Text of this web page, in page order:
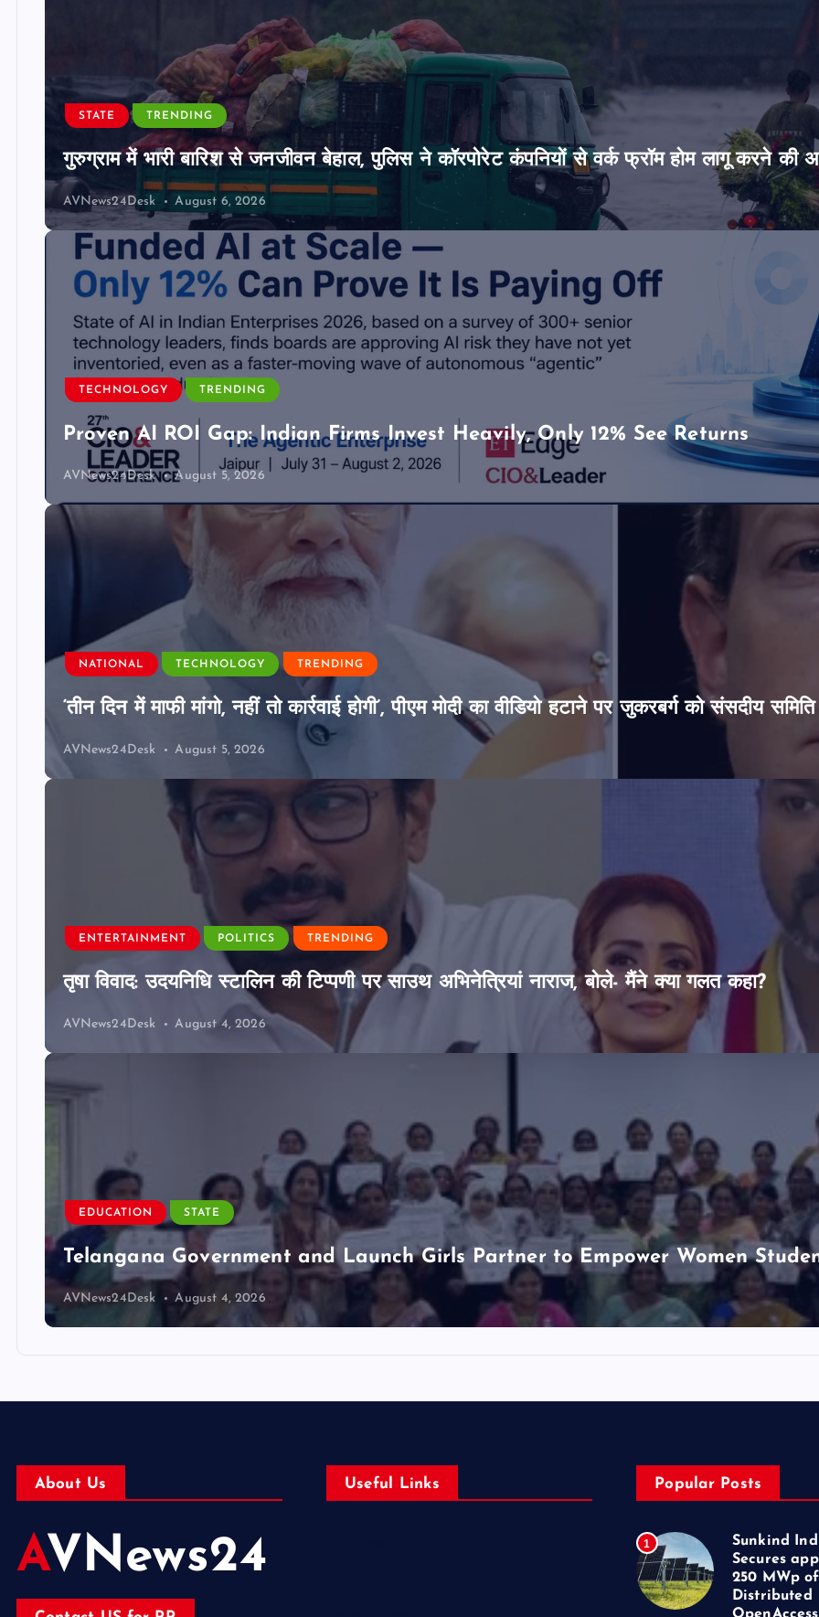
STATE TRENDING
गुरुग्राम में भारी बारिश से जनजीवन बेहाल, पुलिस ने कॉरपोरेट कंपनियों से वर्क फ्रॉम होम लागू करने की
AVNews24Desk August 6, 2026
TECHNOLOGY TRENDING
Proven AI ROI Gap: Indian Firms Invest Heavily, Only 12% See Returns
AVNews24Desk August 5, 2026
NATIONAL TECHNOLOGY TRENDING
‘तीन दिन में माफी मांगो, नहीं तो कार्रवाई होगी’, पीएम मोदी का वीडियो हटाने पर जुकरबर्ग को संसदीय
AVNews24Desk August 5, 2026
ENTERTAINMENT POLITICS TRENDING
तृषा विवाद: उदयनिधि स्टालिन की टिप्पणी पर साउथ अभिनेत्रियां नाराज, बोले- मैंने क्या गलत कहा?
AVNews24Desk August 4, 2026
EDUCATION STATE
Telangana Government and Launch Girls Partner to Empower Women
AVNews24Desk August 4, 2026
About Us
AVNews24
Useful Links Popular Posts
1
Sunkind
Secures
250 MWp of
Distributed